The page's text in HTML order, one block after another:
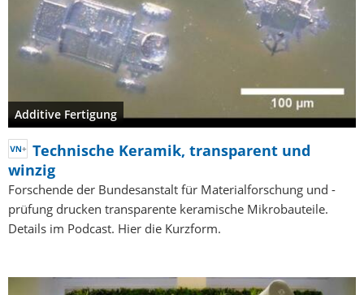
Additive Fertigung
Technische Keramik, transparent und
winzig
Forschende der Bundesanstalt für Materialforschung und -
prüfung drucken transparente keramische Mikrobauteile.
Details im Podcast. Hier die Kurzform.